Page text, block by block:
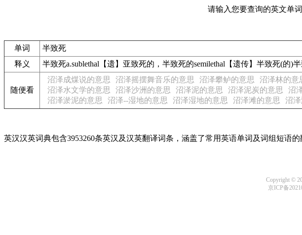
请输入您要查询的英文单词
单词
半致死
释义
半致死a.sublethal【遗】亚致死的，半致死的semilethal【遗传】半致死(的)半
随便看
沼泽成煤说的意思 沼泽摇摆舞音乐的意思 沼泽攀鲈的意思 沼泽林的意
沼泽水文学的意思
沼泽沙洲的意思 沼泽泥的意思 沼泽泥炭的意思 沼
沼泽淤泥的意思
沼泽--湿地的意思 沼泽湿地的意思 沼泽滩的意思 沼
英汉汉英词典包含3953260条英汉及汉英翻译词条，涵盖了常用英语单词及词组短语
Copyright ©
京ICP备